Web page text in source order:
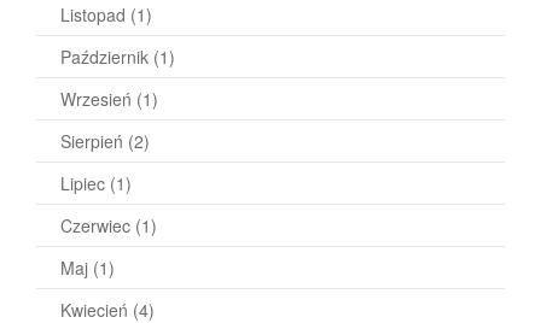
Listopad (1)
Październik (1)
Wrzesień (1)
Sierpień (2)
Lipiec (1)
Czerwiec (1)
Maj (1)
Kwiecień (4)